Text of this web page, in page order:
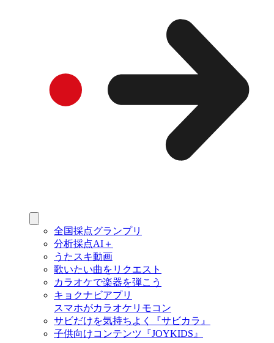
全国採点グランプリ
分析採点AI＋
うたスキ動画
歌いたい曲をリクエスト
カラオケで楽器を弾こう
キョクナビアプリ
スマホがカラオケリモコン
サビだけを気持ちよく『サビカラ』
子供向けコンテンツ『JOYKIDS』